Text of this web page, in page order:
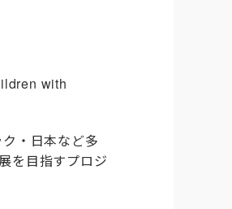
with
・日本など多
を目指すプロジ